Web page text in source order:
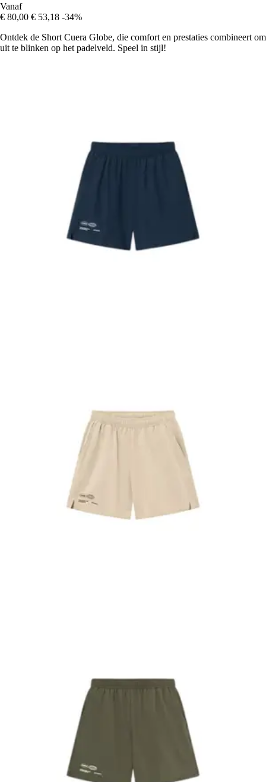
Vanaf
€ 80,00 € 53,18 -34%
Ontdek de Short Cuera Globe, die comfort en prestaties combineert om
uit te blinken op het padelveld. Speel in stijl!